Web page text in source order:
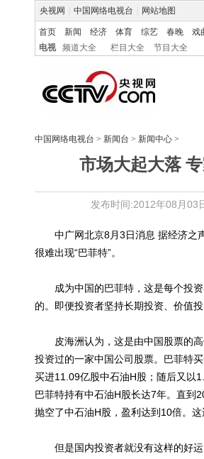
央视网 中国网络电视台 网站地图
首页 新闻 经济 体育 综艺 春晚 戏
电视
频道大全 栏目大全 节目大全
中国网络电视台 > 新闻台 > 新闻中心 >
市场大起大落
发布时间:2012年08月03
中广网北京8月3日消息 据经济之声
很难出现“巴菲特”。
成为中国的巴菲特，这是每个投资
的。即便投资者坚持长期投资、价值
皮海洲认为，这是由中国股票的高
投资过的一家中国公司股票。巴菲特
买进11.09亿股中石油H股；随后又以
巴菲特持有中石油H股长达7年。直到
抛空了中石油H股，盈利达到10倍。
但是国内投资者就没有这样的好运